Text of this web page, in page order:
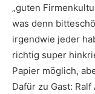
„guten
was denn
irgendwie jeder
richtig super
Papier möglich,
Dafür zu Gast: